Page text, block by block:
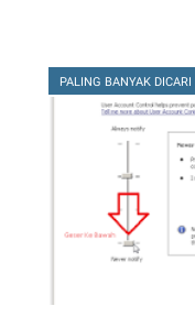
PALING BANYAK DICARI